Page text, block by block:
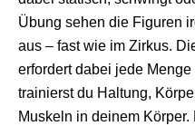
Übung sehen die Figuren
aus – fast wie im Zirkus.
erfordert dabei jede
trainierst du Haltung,
Muskeln in deinem